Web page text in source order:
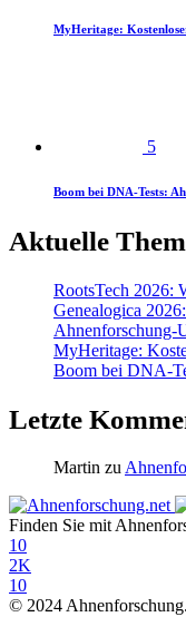
MyHeritage:
5
Boom bei DNA-Tests:
Aktuelle
RootsTech 2026:
Genealogica
Ahnenforschung-
MyHeritage:
Boom bei DNA-
Letzte
Martin zu
Finden Sie mit
10
2K
10
© 2024